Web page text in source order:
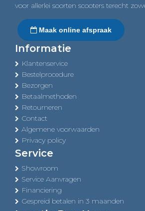
voor allerlei soorten scooters terecht
Maak online afspraak
Informatie
Klantenservice
Bestelprocedure
Bezorgen
Betaalmethoden
Retourneren
Contact
Algemene voorwaarden
Privacy policy
Service
Showroom
Service Aanvragen
Financiering
Gespreid betalen in 3 maanden